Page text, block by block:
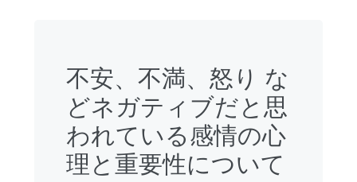
不安、不満、怒り な
どネガティブだと思
われている感情の心
理と重要性について